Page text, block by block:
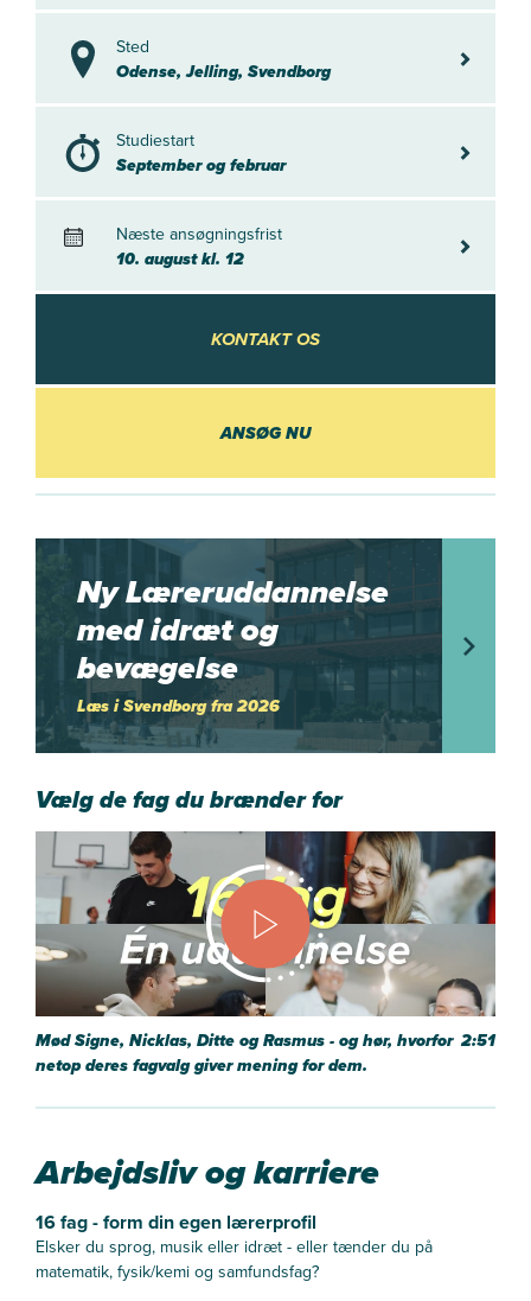
Sted
Odense, Jelling, Svendborg
Odense,
Studiestart
September og februar
Næste ansøgningsfrist
10. august kl. 12
10.
KONTAKT OSKONTAKT OS
ANSØG NU
Ny Læreruddannelse
med idræt og
bevægelse
Læs i Svendborg fra 2026
Vælg de fag du brænder for
Mød Signe, Nicklas, Ditte og Rasmus - og hør, hvorfor
netop deres fagvalg giver mening for dem.
2:51
Arbejdsliv og karriere
16 fag - form din egen lærerprofil
Elsker du sprog, musik eller idræt - eller tænder du på
matematik, fysik/kemi og samfundsfag?